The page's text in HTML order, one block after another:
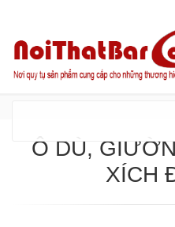
Ô DÙ,
XÍCH